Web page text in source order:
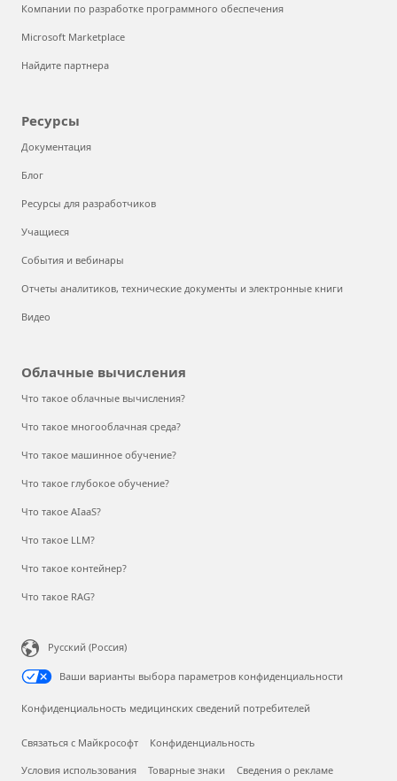
Компании по разработке программного обеспечения
Microsoft Marketplace
Найдите партнера
Ресурсы
Документация
Блог
Ресурсы для разработчиков
Учащиеся
События и вебинары
Отчеты аналитиков, технические документы и электронные книги
Видео
Облачные вычисления
Что такое облачные вычисления?
Что такое многооблачная среда?
Что такое машинное обучение?
Что такое глубокое обучение?
Что такое AIaaS?
Что такое LLM?
Что такое контейнер?
Что такое RAG?
Русский (Россия)
Ваши варианты выбора параметров конфиденциальности
Конфиденциальность медицинских сведений потребителей
Связаться с Майкрософт Конфиденциальность
Условия использования Товарные знаки Сведения о рекламе